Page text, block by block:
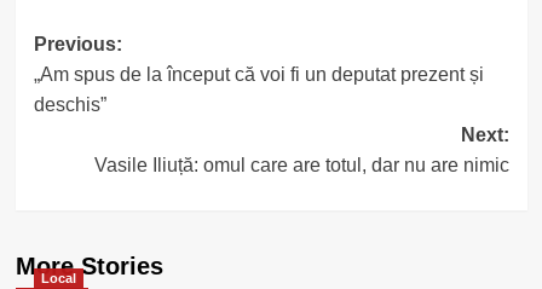
Post
navigation
Previous:
„Am spus de la început că voi fi un deputat prezent și
deschis”
Next:
Vasile Iliuță: omul care are totul, dar nu are nimic
More Stories
Local